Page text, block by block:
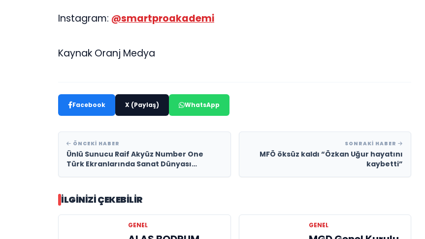
Instagram: @smartproakademi
Kaynak Oranj Medya
Facebook X (Paylaş) WhatsApp
ÖNCEKI HABER
Ünlü Sunucu Raif Akyüz Number One
Türk Ekranlarında Sanat Dünyası
SONRAKI HABER
MFÖ öksüz kaldı “Özkan Uğur hayatını
kaybetti”
İLGINIZI ÇEKEBILIR
GENEL GENEL